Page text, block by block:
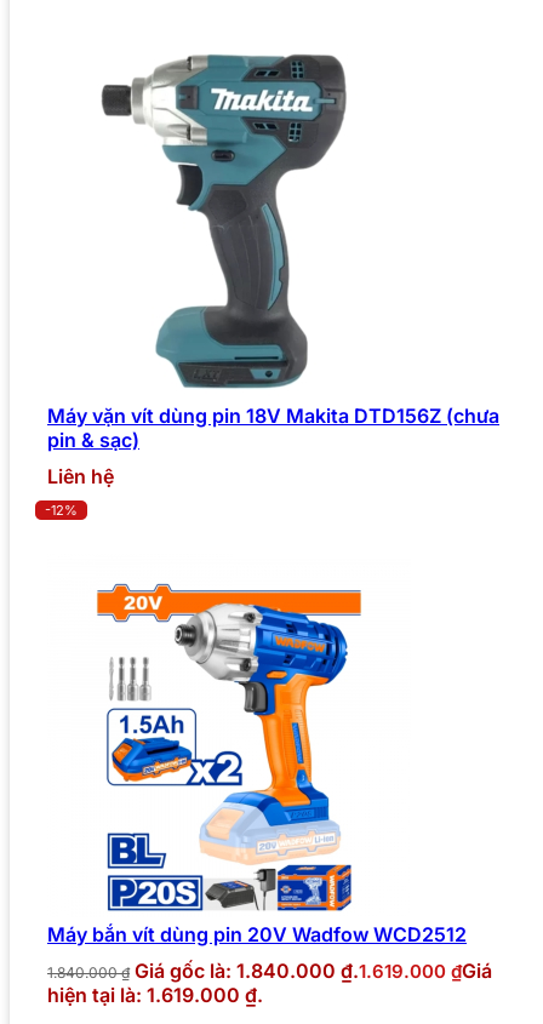
Máy vặn vít dùng pin 18V Makita DTD156Z (chưa
pin & sạc)
Liên hệ
-12%
Máy bắn vít dùng pin 20V Wadfow WCD2512
1.840.000₫ Giá gốc là: 1.840.000 ₫.1.619.000 ₫Giá
hiện tại là: 1.619.000 ₫.